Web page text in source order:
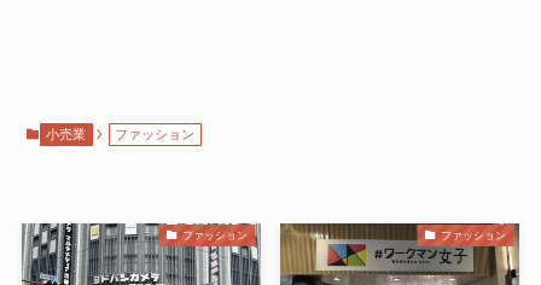
小売業 ファッション
ファッション ファッション